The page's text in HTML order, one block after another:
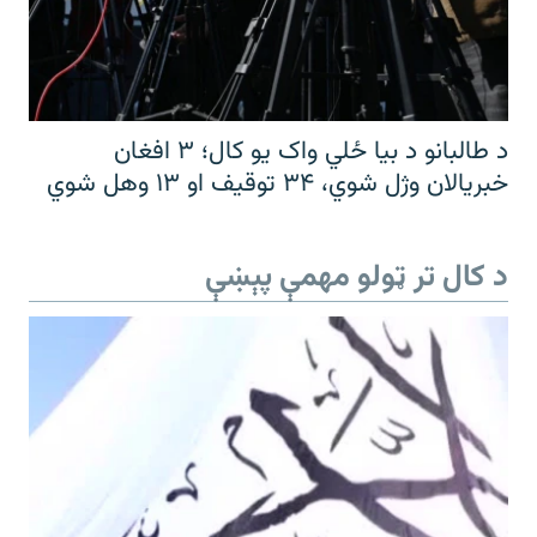
د طالبانو د بیا ځلي واک یو کال؛ ۳ افغان
خبریالان وژل شوي، ۳۴ توقیف او ۱۳ وهل شوي
د کال تر ټولو مهمې پېښې